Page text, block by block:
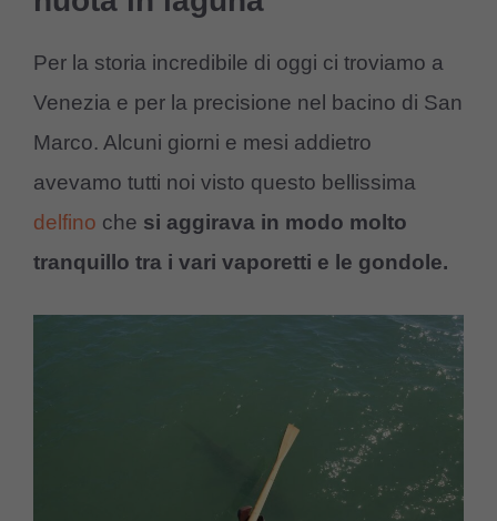
Per la storia incredibile di oggi ci troviamo a
Venezia e per la precisione nel bacino di San
Marco. Alcuni giorni e mesi addietro
avevamo tutti noi visto questo bellissima
delfino che si aggirava in modo molto
tranquillo tra i vari vaporetti e le gondole.